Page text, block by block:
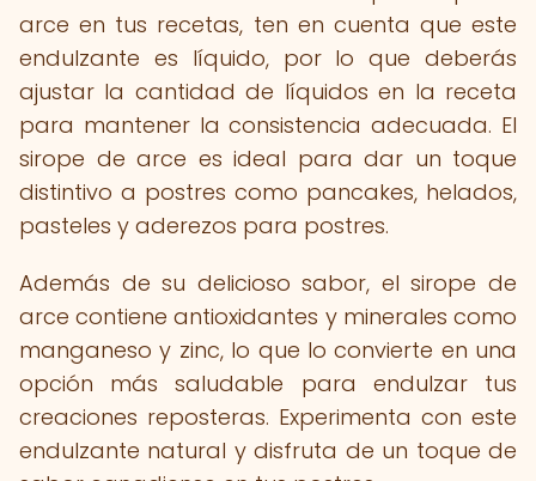
arce en tus recetas, ten en cuenta que este
endulzante es líquido, por lo que deberás
ajustar la cantidad de líquidos en la receta
para mantener la consistencia adecuada. El
sirope de arce es ideal para dar un toque
distintivo a postres como pancakes, helados,
pasteles y aderezos para postres.
Además de su delicioso sabor, el sirope de
arce contiene antioxidantes y minerales como
manganeso y zinc, lo que lo convierte en una
opción más saludable para endulzar tus
creaciones reposteras. Experimenta con este
endulzante natural y disfruta de un toque de